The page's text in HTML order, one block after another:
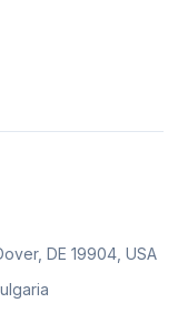
DE 19904, USA